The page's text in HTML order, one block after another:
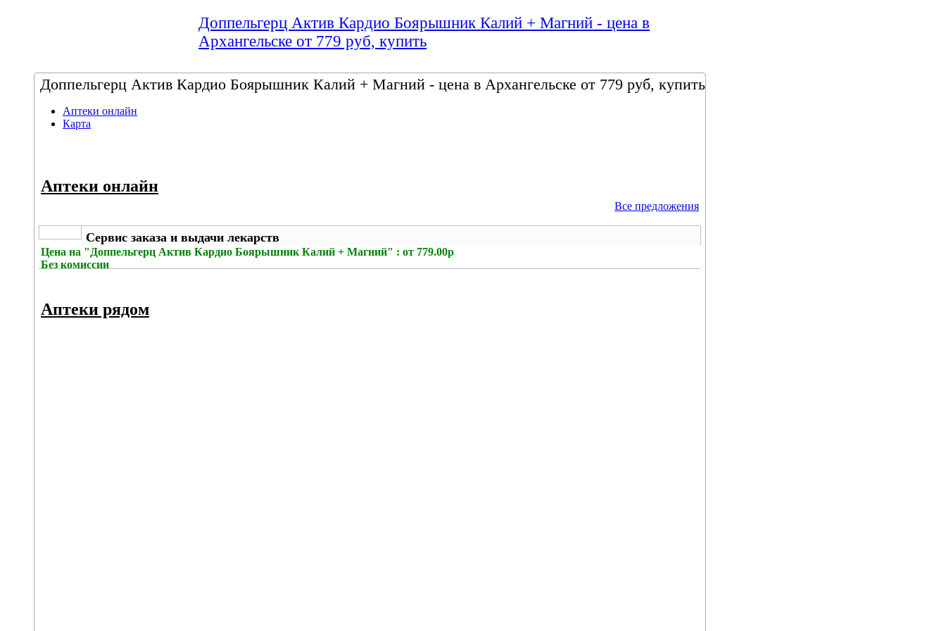
Доппельгерц Актив Кардио Боярышник Калий + Магний - цена в
Архангельске от 779 руб, купить
Доппельгерц Актив Кардио Боярышник Калий + Магний - цена в Архангельске от 779 руб, купить
Аптеки онлайн
Карта
Аптеки онлайн
Все предложения
Сервис заказа и выдачи лекарств
Цена на "Доппельгерц Актив Кардио Боярышник Калий + Магний" : от 779.00р
Без комиссии
Аптеки рядом